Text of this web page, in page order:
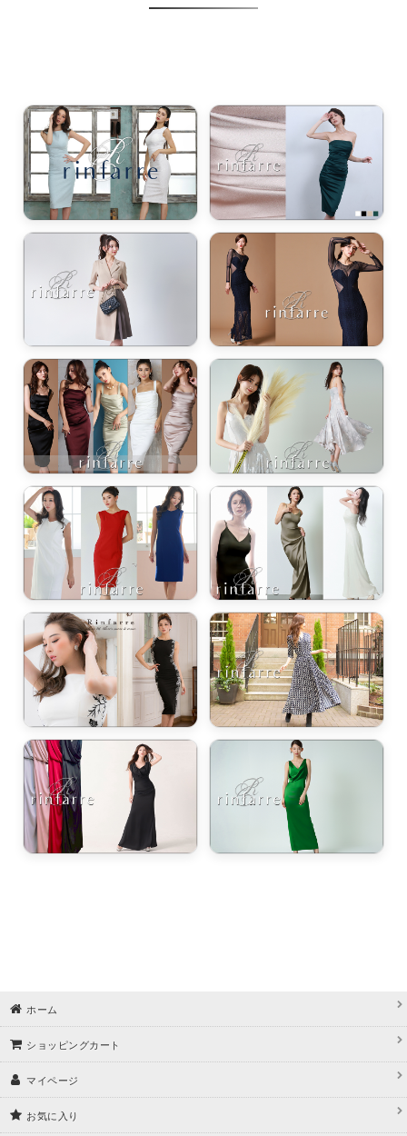
ホーム
ショッピングカート
マイページ
お気に入り